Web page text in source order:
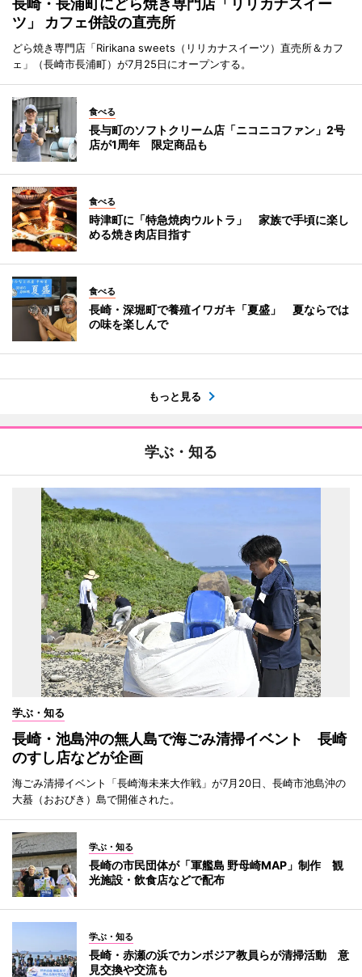
ツ」 カフェ併設の直売所
どら焼き専門店「Ririkana sweets（リリカナスイーツ）直売所＆カフ
ェ」（長崎市長浦町）が7月25日にオープンする。
食べる
長与町のソフトクリーム店「ニコニコファン」2号
店が1周年 限定商品も
食べる
時津町に「特急焼肉ウルトラ」 家族で手頃に楽し
める焼き肉店目指す
食べる
長崎・深堀町で養殖イワガキ「夏盛」 夏ならでは
の味を楽しんで
もっと見る
学ぶ・知る
学ぶ・知る
長崎・池島沖の無人島で海ごみ清掃イベント 長崎
のすし店などが企画
海ごみ清掃イベント「長崎海未来大作戦」が7月20日、長崎市池島沖の
大蟇（おおびき）島で開催された。
学ぶ・知る
長崎の市民団体が「軍艦島 野母崎MAP」制作 観
光施設・飲食店などで配布
学ぶ・知る
長崎・赤瀬の浜でカンボジア教員らが清掃活動 意
見交換や交流も